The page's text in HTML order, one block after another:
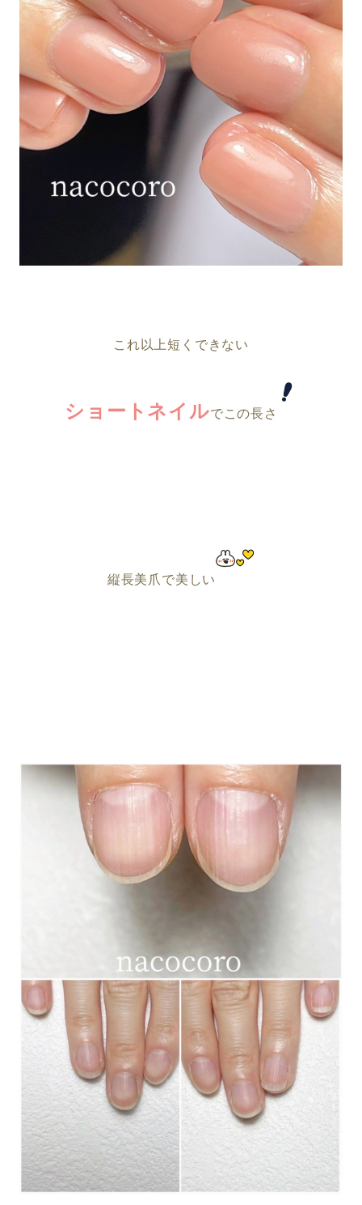
これ以上短くできない
ショートネイルでこの長さ
縦長美爪で美しい